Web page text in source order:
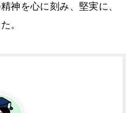
神を心に刻み、堅実に、
。